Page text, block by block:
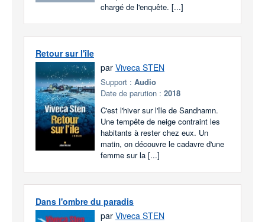
chargé de l'enquête. [...]
Retour sur l'île
par Viveca STEN
Support : Audio
Date de parution : 2018
C'est l'hiver sur l'île de Sandhamn.
Une tempête de neige contraint les
habitants à rester chez eux. Un
matin, on découvre le cadavre d'une
femme sur la [...]
Dans l'ombre du paradis
par Viveca STEN